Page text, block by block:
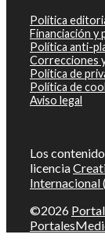
Política
Financiación y
Política anti-
Correcciones
Política de
Política de
Aviso legal
Los
licencia
Internacional
©2026